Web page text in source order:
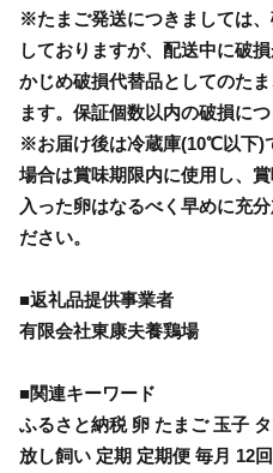
※たまご発送につきましては
しておりますが、配送中に破
かじめ破損代替品としてのた
ます。保証個数以内の破損に
※お届け後は冷蔵庫(10℃以下)
場合は賞味期限内に使用し、
入った卵はなるべく早めに充
ださい。
■返礼品提供事業者
有限会社東康夫養鶏場
■関連キーワード
ふるさと納税 卵 たまご 玉子
放し飼い 定期 定期便 毎月 12